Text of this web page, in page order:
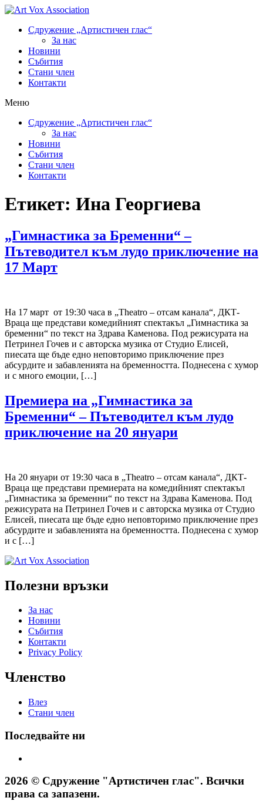
Сдружение „Артистичен глас“
За нас
Новини
Събития
Стани член
Контакти
Меню
Сдружение „Артистичен глас“
За нас
Новини
Събития
Стани член
Контакти
Етикет: Ина Георгиева
„Гимнастика за Бременни“ –
Пътеводител към лудо приключение на
17 Март
На 17 март от 19:30 часа в „Theatro – отсам канала“, ДКТ-
Враца ще представи комедийният спектакъл „Гимнастика за
бременни“ по текст на Здрава Каменова. Под режисурата на
Петринел Гочев и с авторска музика от Студио Елисей,
пиесата ще бъде едно неповторимо приключение през
абсурдите и забавленията на бременността. Поднесена с хумор
и с много емоции, […]
Премиера на „Гимнастика за
Бременни“ – Пътеводител към лудо
приключение на 20 януари
На 20 януари от 19:30 часа в „Theatro – отсам канала“, ДКТ-
Враца ще представи премиерата на комедийният спектакъл
„Гимнастика за бременни“ по текст на Здрава Каменова. Под
режисурата на Петринел Гочев и с авторска музика от Студио
Елисей, пиесата ще бъде едно неповторимо приключение през
абсурдите и забавленията на бременността. Поднесена с хумор
и с […]
Полезни връзки
За нас
Новини
Събития
Контакти
Privacy Policy
Членство
Влез
Стани член
Последвайте ни
2026 © Сдружение "Артистичен глас". Всички
права са запазени.